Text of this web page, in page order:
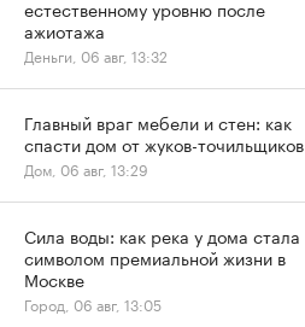
естественному уровню после
ажиотажа
Деньги, 06 авг, 13:32
Главный враг мебели и стен: как
спасти дом от жуков-точильщиков
Дом, 06 авг, 13:29
Сила воды: как река у дома стала
символом премиальной жизни в
Москве
Город, 06 авг, 13:05